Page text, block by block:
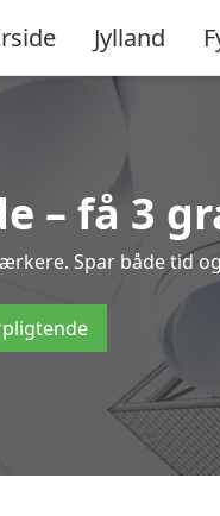
Jylland
– få 3
Spar både tid